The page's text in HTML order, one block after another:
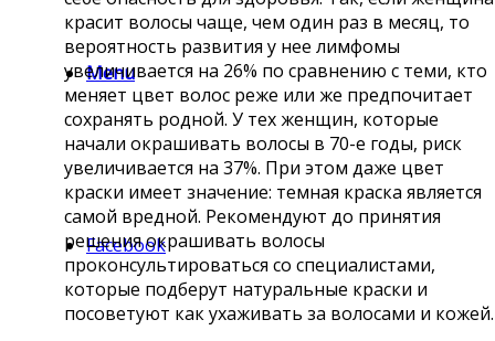
Menu
Facebook
красит волосы чаще, чем один раз в месяц, то
вероятность развития у нее лимфомы
увеличивается на 26% по сравнению с теми, кто
меняет цвет волос реже или же предпочитает
сохранять родной. У тех женщин, которые
начали окрашивать волосы в 70-е годы, риск
увеличивается на 37%. При этом даже цвет
краски имеет значение: темная краска является
самой вредной. Рекомендуют до принятия
решения окрашивать волосы
проконсультироваться со специалистами,
которые подберут натуральные краски и
посоветуют как ухаживать за волосами и кожей.